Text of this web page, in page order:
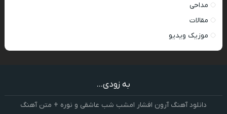
مداحی
مقالات
موزیک ویدیو
به زودی...
دانلود آهنگ آرون افشار امشب شب عاشقی و نوره + متن آهنگ